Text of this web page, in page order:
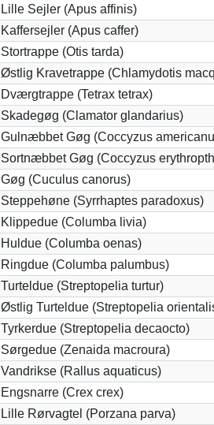
Lille Sejler (Apus affinis)
Kaffersejler (Apus caffer)
Stortrappe (Otis tarda)
Østlig Kravetrappe (Chlamydotis
Dværgtrappe (Tetrax tetrax)
Skadegøg (Clamator glandarius)
Gulnæbbet Gøg (Coccyzus
Sortnæbbet Gøg (Coccyzus
Gøg (Cuculus canorus)
Steppehøne (Syrrhaptes paradoxus)
Klippedue (Columba livia)
Huldue (Columba oenas)
Ringdue (Columba palumbus)
Turteldue (Streptopelia turtur)
Østlig Turteldue (Streptopelia
Tyrkerdue (Streptopelia decaocto)
Sørgedue (Zenaida macroura)
Vandrikse (Rallus aquaticus)
Engsnarre (Crex crex)
Lille Rørvagtel (Porzana parva)